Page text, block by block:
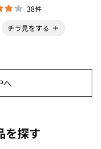
38件
チラ見をする
へ
を探す